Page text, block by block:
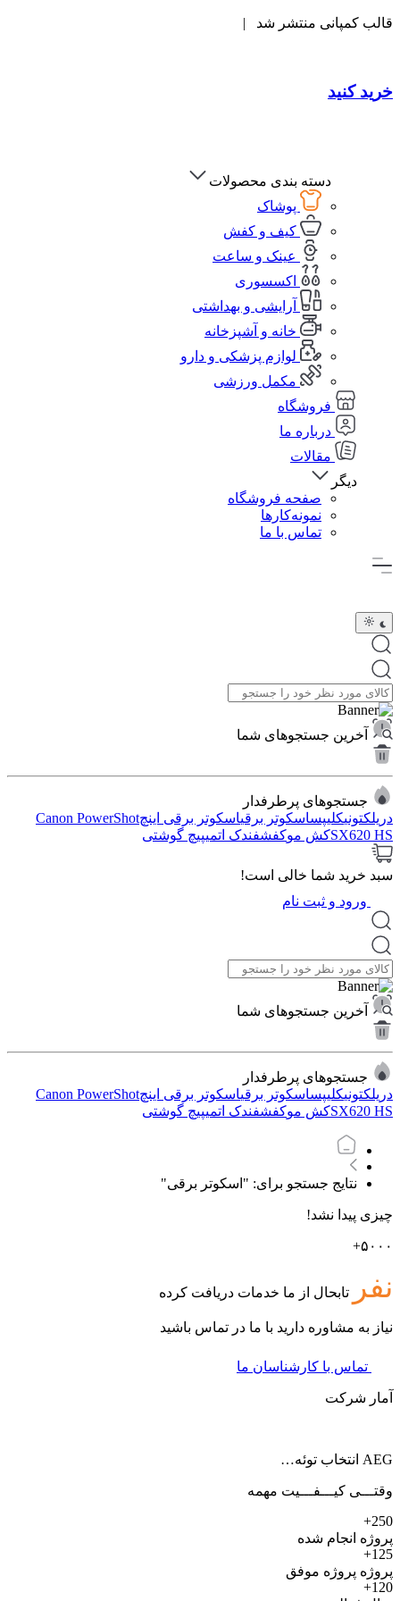
قالب کمپانی منتشر شد |
خرید کنید
دسته بندی محصولات
پوشاک
کیف و کفش
عینک و ساعت
اکسسوری
آرایشی و بهداشتی
خانه و آشپزخانه
لوازم پزشکی و دارو
مکمل ورزشی
فروشگاه
درباره ما
مقالات
دیگر
صفحه فروشگاه
نمونه‌کارها
تماس با ما
آخرین جستجوهای شما
جستجوهای پرطرفدار
دریلکتونیکلیپساسکوتر برقیاسکوتر برقی اینچCanon PowerShot
SX620 HSکش موکفشفندک اتمیپیچ گوشتی
سبد خرید شما خالی است!
ورود و ثبت نام
آخرین جستجوهای شما
جستجوهای پرطرفدار
دریلکتونیکلیپساسکوتر برقیاسکوتر برقی اینچCanon PowerShot
SX620 HSکش موکفشفندک اتمیپیچ گوشتی
نتایج جستجو برای: "اسکوتر برقی"
چیزی پیدا نشد!
۵۰۰۰+
نفر تابحال از ما خدمات دریافت کرده
نیاز به مشاوره دارید با ما در تماس باشید
تماس با کارشناسان ما
آمار شرکت
AEG انتخاب توئه…
وقتـــی کیـــفـــیت مهمه
250+
پروژه انجام شده
125+
پروژه پروژه موفق
120+